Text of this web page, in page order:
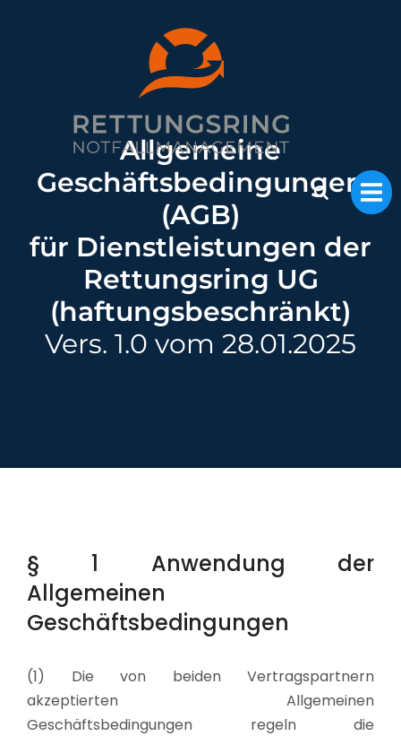
Allgemeine
Geschäftsbedingungen
(AGB)
für Dienstleistungen der
Rettungsring UG
(haftungsbeschränkt)
Vers. 1.0 vom 28.01.2025
§ 1 Anwendung der
Allgemeinen
Geschäftsbedingungen
(1) Die von beiden Vertragspartnern
akzeptierten Allgemeinen
Geschäftsbedingungen regeln die